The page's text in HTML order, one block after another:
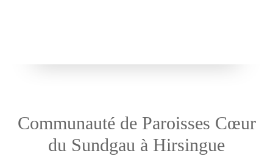
Communauté de Paroisses Cœur
du Sundgau à Hirsingue